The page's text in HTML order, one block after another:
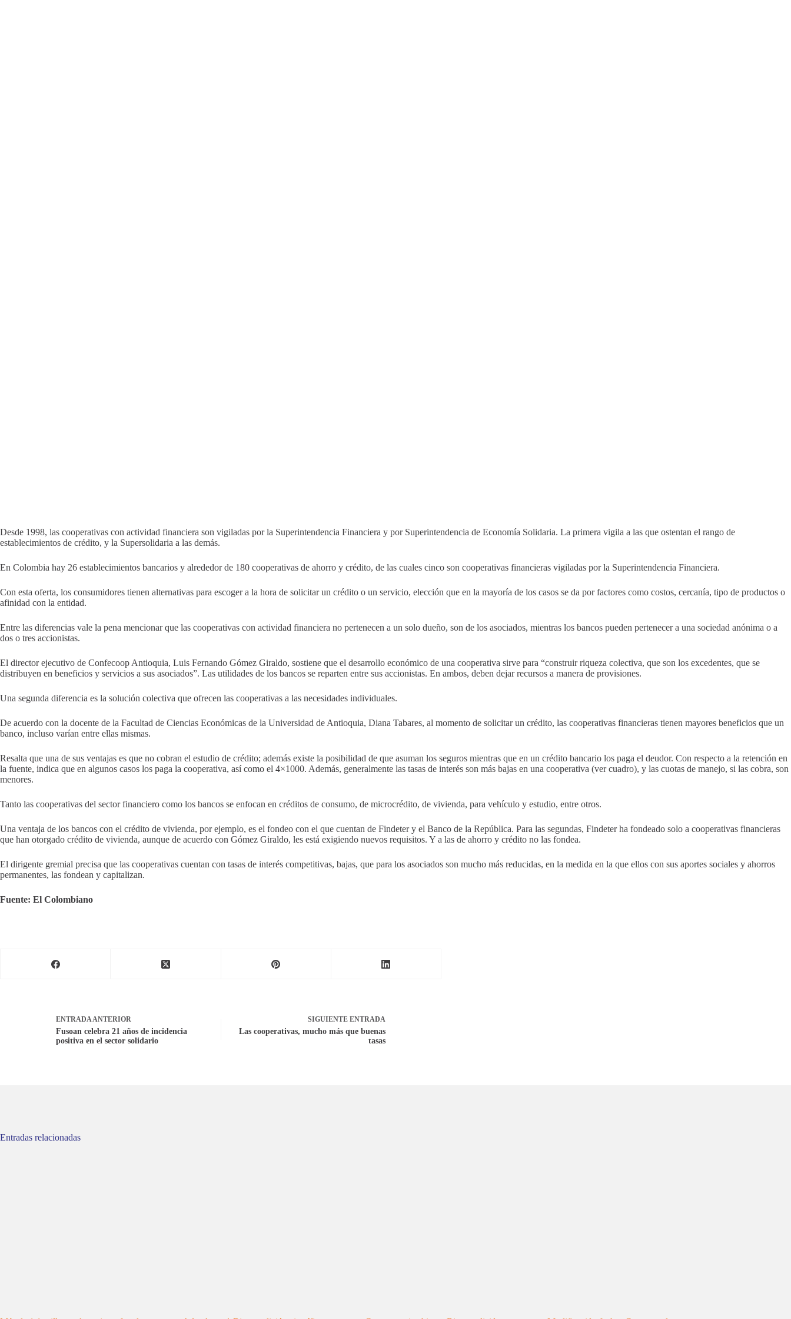
Desde 1998, las cooperativas con actividad financiera son vigiladas por la Superintendencia Financiera y por Superintendencia de Economía Solidaria. La primera vigila a las que ostentan el rango de
establecimientos de crédito, y la Supersolidaria a las demás.
En Colombia hay 26 establecimientos bancarios y alrededor de 180 cooperativas de ahorro y crédito, de las cuales cinco son cooperativas financieras vigiladas por la Superintendencia Financiera.
Con esta oferta, los consumidores tienen alternativas para escoger a la hora de solicitar un crédito o un servicio, elección que en la mayoría de los casos se da por factores como costos, cercanía, tipo de productos o
afinidad con la entidad.
Entre las diferencias vale la pena mencionar que las cooperativas con actividad financiera no pertenecen a un solo dueño, son de los asociados, mientras los bancos pueden pertenecer a una sociedad anónima o a
dos o tres accionistas.
El director ejecutivo de Confecoop Antioquia, Luis Fernando Gómez Giraldo, sostiene que el desarrollo económico de una cooperativa sirve para “construir riqueza colectiva, que son los excedentes, que se
distribuyen en beneficios y servicios a sus asociados”. Las utilidades de los bancos se reparten entre sus accionistas. En ambos, deben dejar recursos a manera de provisiones.
Una segunda diferencia es la solución colectiva que ofrecen las cooperativas a las necesidades individuales.
De acuerdo con la docente de la Facultad de Ciencias Económicas de la Universidad de Antioquia, Diana Tabares, al momento de solicitar un crédito, las cooperativas financieras tienen mayores beneficios que un
banco, incluso varían entre ellas mismas.
Resalta que una de sus ventajas es que no cobran el estudio de crédito; además existe la posibilidad de que asuman los seguros mientras que en un crédito bancario los paga el deudor. Con respecto a la retención en
la fuente, indica que en algunos casos los paga la cooperativa, así como el 4×1000. Además, generalmente las tasas de interés son más bajas en una cooperativa (ver cuadro), y las cuotas de manejo, si las cobra, son
menores.
Tanto las cooperativas del sector financiero como los bancos se enfocan en créditos de consumo, de microcrédito, de vivienda, para vehículo y estudio, entre otros.
Una ventaja de los bancos con el crédito de vivienda, por ejemplo, es el fondeo con el que cuentan de Findeter y el Banco de la República. Para las segundas, Findeter ha fondeado solo a cooperativas financieras
que han otorgado crédito de vivienda, aunque de acuerdo con Gómez Giraldo, les está exigiendo nuevos requisitos. Y a las de ahorro y crédito no las fondea.
El dirigente gremial precisa que las cooperativas cuentan con tasas de interés competitivas, bajas, que para los asociados son mucho más reducidas, en la medida en la que ellos con sus aportes sociales y ahorros
permanentes, las fondean y capitalizan.
Fuente: El Colombiano
ENTRADA ANTERIOR
Fusoan celebra 21 años de incidencia
positiva en el sector solidario
SIGUIENTE ENTRADA
Las cooperativas, mucho más que buenas
tasas
Entradas relacionadas